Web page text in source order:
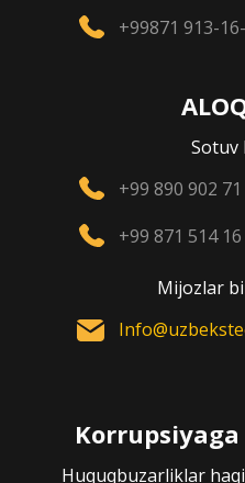
+99871 913-
Sotuv
+99 890 902
+99 871 514
Mijozlar
Huquqbuzarliklar